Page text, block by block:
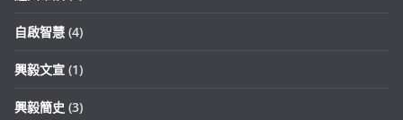
自啟智慧 (4)
興毅文宣 (1)
興毅簡史 (3)